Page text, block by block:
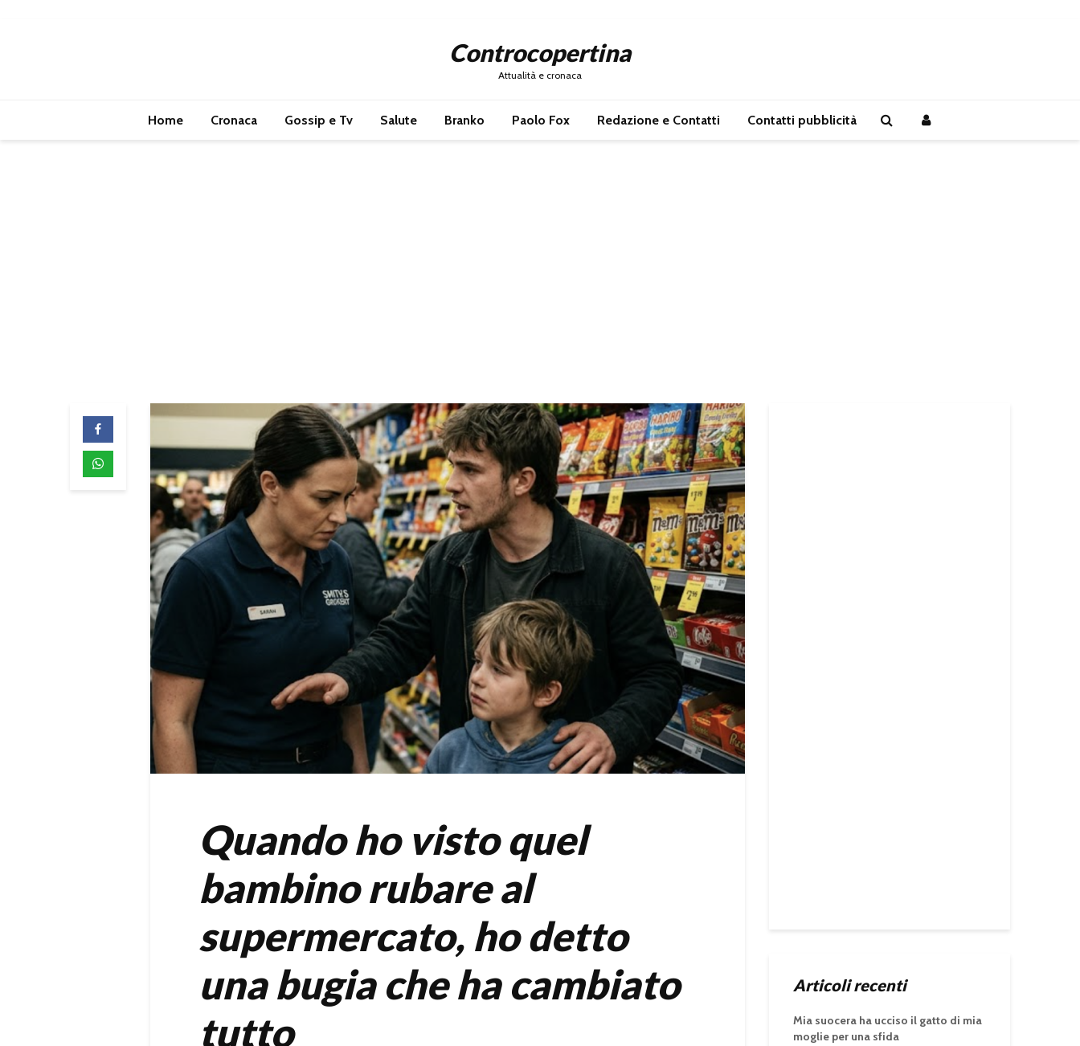
Controcopertina
Attualità e cronaca
Home Cronaca Gossip e Tv Salute Branko Paolo Fox Redazione e Contatti Contatti pubblicità
Quando ho visto quel
bambino rubare al
supermercato, ho detto
una bugia che ha cambiato
tutto
Articoli recenti
Mia suocera ha ucciso il gatto di mia
moglie per una sfida